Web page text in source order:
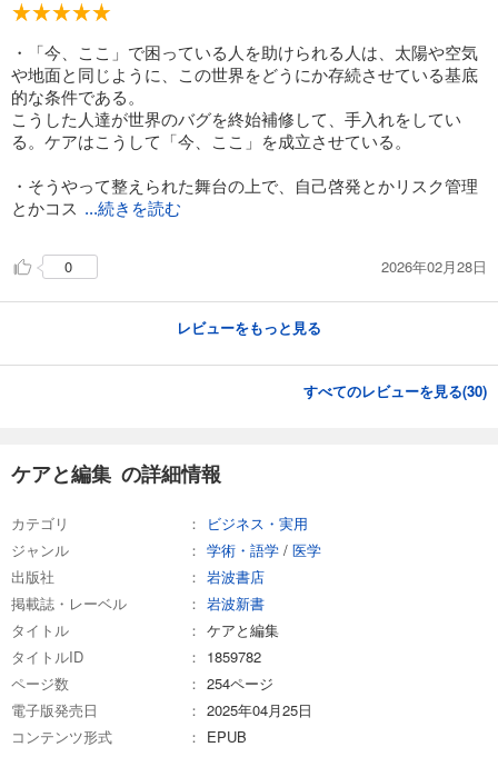
・「今、ここ」で困っている人を助けられる人は、太陽や空気
や地面と同じように、この世界をどうにか存続させている基底
的な条件である。
こうした人達が世界のバグを終始補修して、手入れをしてい
る。ケアはこうして「今、ここ」を成立させている。
・そうやって整えられた舞台の上で、自己啓発とかリスク管理
とかコス ...続きを読む
0 2026年02月28日
レビューをもっと見る
すべてのレビューを見る(30)
ケアと編集 の詳細情報
カテゴリ
ビジネス・実用
ジャンル
学術・語学 / 医学
出版社
岩波書店
掲載誌・レーベル
岩波新書
タイトル
ケアと編集
タイトルID
1859782
ページ数
254ページ
電子版発売日
2025年04月25日
コンテンツ形式
EPUB